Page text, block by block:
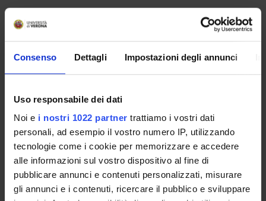
Consenso Dettagli Impostazioni degli annunci
Uso responsabile dei dati
Noi e i nostri 1022 partner trattiamo i vostri dati
personali, ad esempio il vostro numero IP, utilizzando
tecnologie come i cookie per memorizzare e accedere
alle informazioni sul vostro dispositivo al fine di
pubblicare annunci e contenuti personalizzati, misurare
gli annunci e i contenuti, ricercare il pubblico e sviluppare
GOVERNANCE
COMMITTEES
DEPARTMENT ADMINISTRATION OFFICES
STUDENT ADMINISTRATION OFFICES
DEPARTMENT FACILITIES